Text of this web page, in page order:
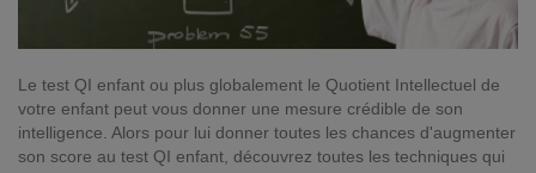
Le test QI enfant ou plus globalement le Quotient Intellectuel de
votre enfant peut vous donner une mesure crédible de son
intelligence. Alors pour lui donner toutes les chances d'augmenter
son score au test QI enfant, découvrez toutes les techniques qui